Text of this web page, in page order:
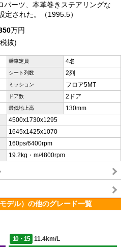
パーツ、本革巻きステアリングな
定された。（1995.5）
万円
抜)
乗車定員 4名
シート列数 2列
ミッション フロア5MT
ドア数 2ドア
最低地上高 130mm
4500x1730x1295
1645x1425x1070
160ps/6400rpm
19.2kg・m/4800rpm
デル）の他のグレード一覧
10・15
11.4km/L